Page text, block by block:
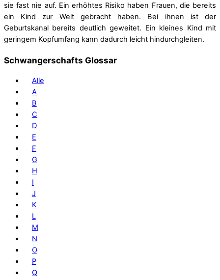
sie fast nie auf. Ein erhöhtes Risiko haben Frauen, die bereits
ein Kind zur Welt gebracht haben. Bei ihnen ist der
Geburtskanal bereits deutlich geweitet. Ein kleines Kind mit
geringem Kopfumfang kann dadurch leicht hindurchgleiten.
Schwangerschafts Glossar
Alle
A
B
C
D
E
F
G
H
I
J
K
L
M
N
O
P
Q